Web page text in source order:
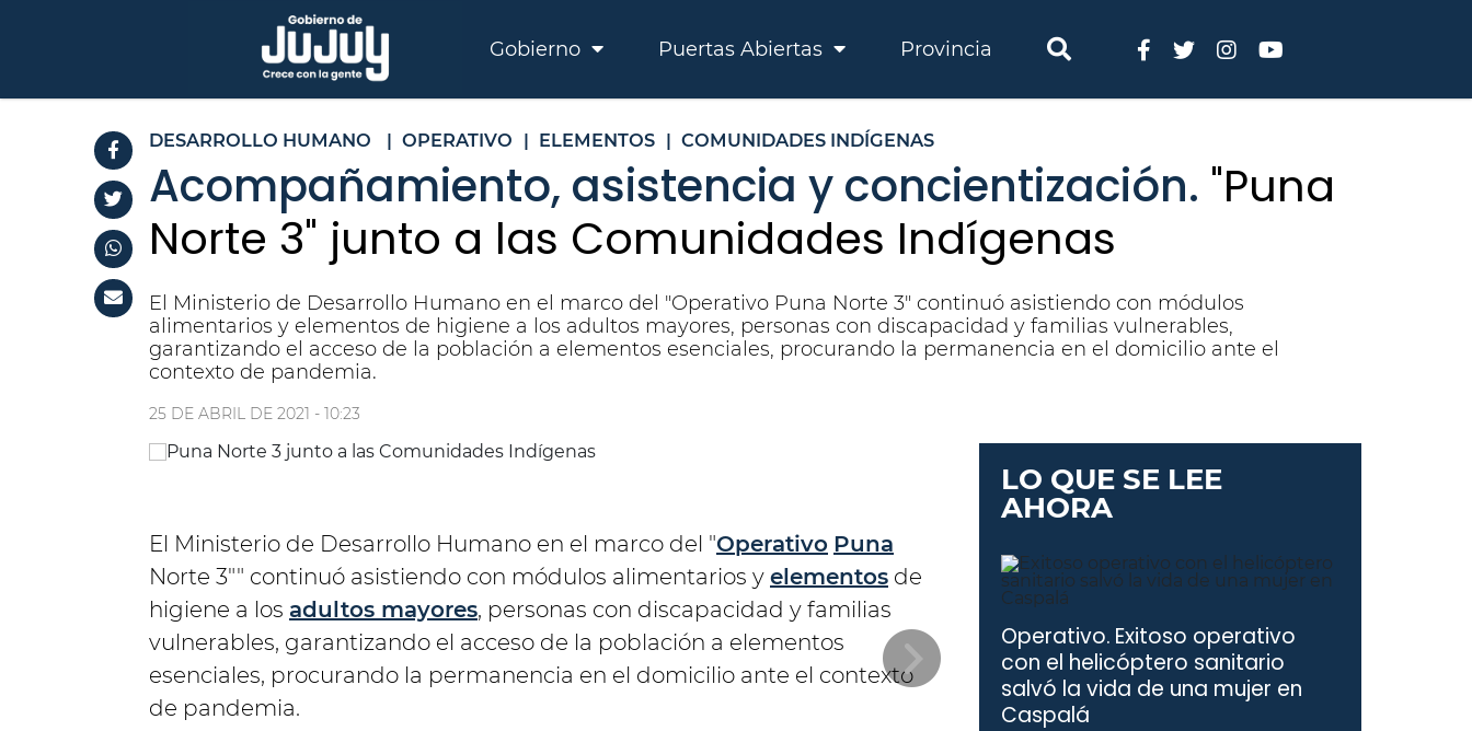
Gobierno Puertas Abiertas Provincia
DESARROLLO HUMANO | OPERATIVO | ELEMENTOS | COMUNIDADES INDÍGENAS
Acompañamiento, asistencia y concientización. "Puna
Norte 3" junto a las Comunidades Indígenas
El Ministerio de Desarrollo Humano en el marco del "Operativo Puna Norte 3" continuó asistiendo con módulos
alimentarios y elementos de higiene a los adultos mayores, personas con discapacidad y familias vulnerables,
garantizando el acceso de la población a elementos esenciales, procurando la permanencia en el domicilio ante el
contexto de pandemia.
25 DE ABRIL DE 2021 - 10:23
El Ministerio de Desarrollo Humano en el marco del "Operativo Puna
Norte 3"" continuó asistiendo con módulos alimentarios y elementos de
higiene a los adultos mayores, personas con discapacidad y familias
vulnerables, garantizando el acceso de la población a elementos
esenciales, procurando la permanencia en el domicilio ante el contexto
de pandemia.
LO QUE SE LEE
AHORA
Operativo. Exitoso operativo
con el helicóptero sanitario
salvó la vida de una mujer en
Caspalá